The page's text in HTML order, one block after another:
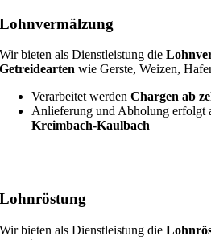
Lohnvermälzung
Wir bieten als Dienstleistung die
Getreidearten wie Gerste, Weizen,
Verarbeitet werdenChargen ab
Anlieferung und Abholung erfolgt
Kreimbach-Kaulbach
Lohnröstung
Wir bieten als Dienstleistung die